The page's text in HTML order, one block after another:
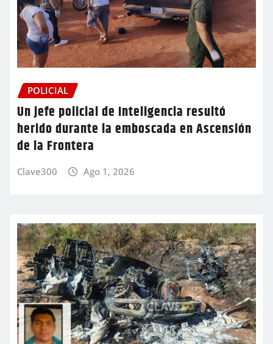
POLICIAL
Un jefe policial de Inteligencia resultó
herido durante la emboscada en Ascensión
de la Frontera
Clave300 Ago 1, 2026